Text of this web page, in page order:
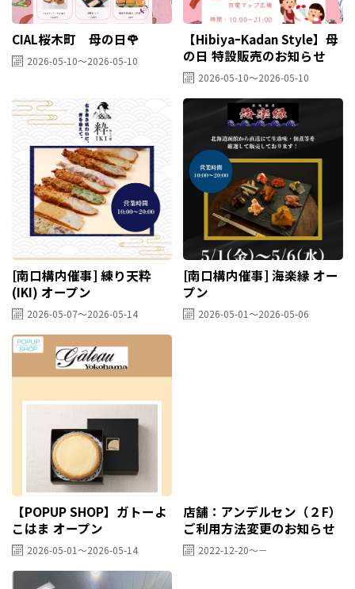
CIAL桜木町 母の日🌹
2026-05-10～2026-05-10
【HibiyaｰKadan Style】母
の日 特設販売のお知らせ
2026-05-10～2026-05-10
[南口構内催事] 練り天粋
(IKI) オープン
2026-05-07～2026-05-14
[南口構内催事] 海楽縁 オー
プン
2026-05-01～2026-05-06
【POPUP SHOP】ガトーよ
こはま オープン
2026-05-01～2026-05-14
店舗：アンデルセン（２F）
ご利用方法変更のお知らせ
2022-12-20～－